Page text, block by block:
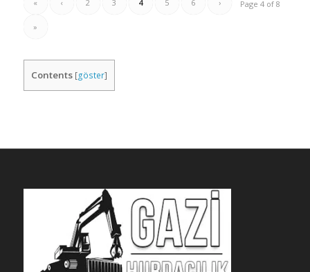
Page 4 of 8
« ‹ 2 3 4 5 6 ›
»
Contents [göster]